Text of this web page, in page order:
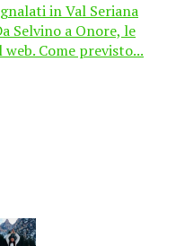
in Val Seriana
Selvino a Onore, le
Come previsto...